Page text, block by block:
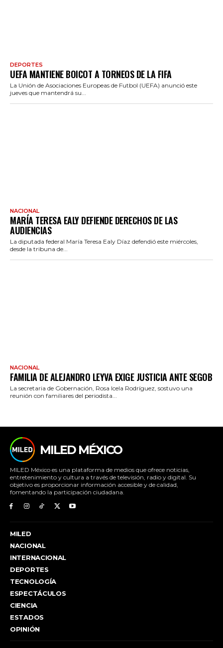
DEPORTES
UEFA MANTIENE BOICOT A TORNEOS DE LA FIFA
La Unión de Asociaciones Europeas de Futbol (UEFA) anunció este
jueves que mantendrá su...
NACIONAL
MARÍA TERESA EALY DEFIENDE DERECHOS DE LAS
AUDIENCIAS
La diputada federal María Teresa Ealy Díaz defendió este miércoles,
desde la tribuna de...
NACIONAL
FAMILIA DE ALEJANDRO LEYVA EXIGE JUSTICIA ANTE SEGOB
La secretaria de Gobernación, Rosa Icela Rodríguez, sostuvo una
reunión con familiares del periodista...
MILED MÉXICO
MILED México es una plataforma de medios que ofrece noticias,
entretenimiento y cultura a través de televisión, radio y digital. Su
objetivo es proporcionar información accesible y de calidad,
fomentando la participación ciudadana.
MILED
NACIONAL
INTERNACIONAL
DEPORTES
TECNOLOGÍA
ESPECTÁCULOS
CIENCIA
ESTADOS
OPINIÓN